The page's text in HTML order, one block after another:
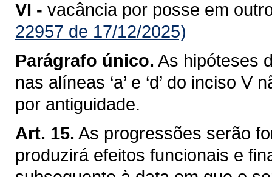
VI - vacância por posse em
22957 de 17/12/2025)
Parágrafo único. As hipóteses
nas alíneas ‘a’ e ‘d’ do inciso
por antiguidade.
Art. 15. As progressões serão
produzirá efeitos funcionais e